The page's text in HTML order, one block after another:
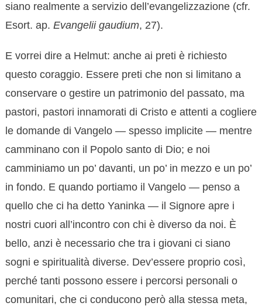
siano realmente a servizio dell’evangelizzazione (cfr.
Esort. ap. Evangelii gaudium, 27).
E vorrei dire a Helmut: anche ai preti è richiesto
questo coraggio. Essere preti che non si limitano a
conservare o gestire un patrimonio del passato, ma
pastori, pastori innamorati di Cristo e attenti a cogliere
le domande di Vangelo — spesso implicite — mentre
camminano con il Popolo santo di Dio; e noi
camminiamo un po’ davanti, un po’ in mezzo e un po’
in fondo. E quando portiamo il Vangelo — penso a
quello che ci ha detto Yaninka — il Signore apre i
nostri cuori all’incontro con chi è diverso da noi. È
bello, anzi è necessario che tra i giovani ci siano
sogni e spiritualità diverse. Dev’essere proprio così,
perché tanti possono essere i percorsi personali o
comunitari, che ci conducono però alla stessa meta,